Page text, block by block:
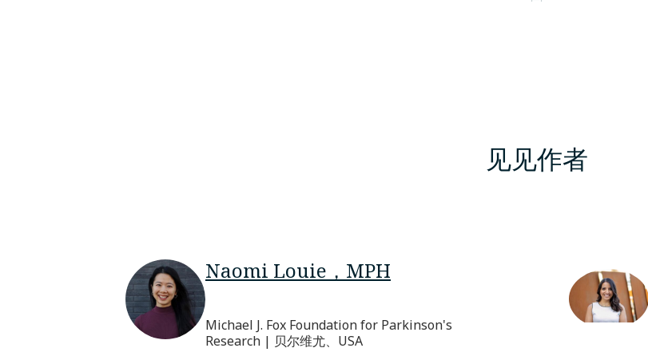
见见作者
Naomi Louie，MPH
Michael J. Fox Foundation for Parkinson's
Research | 贝尔维尤、USA